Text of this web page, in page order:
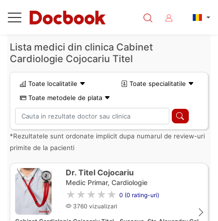
Lista medici din clinica Cabinet
Cardiologie Cojocariu Titel
Toate localitatile
Toate specialitatile
Toate metodele de plata
*Rezultatele sunt ordonate implicit dupa numarul de review-uri
primite de la pacienti
Dr. Titel Cojocariu
Medic Primar, Cardiologie
★★★★★ 0 (0 rating-uri)
3760 vizualizari